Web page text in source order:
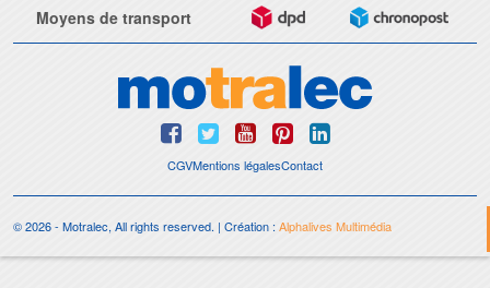
Moyens de transport
CGVMentions légalesContact
© 2026 - Motralec, All rights reserved. | Création :Alphalives Multimédia